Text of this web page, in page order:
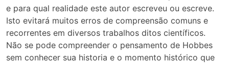
e para qual realidade este autor escreveu ou escreve.
Isto evitará muitos erros de compreensão comuns e
recorrentes em diversos trabalhos ditos científicos.
Não se pode compreender o pensamento de Hobbes
sem conhecer sua historia e o momento histórico que